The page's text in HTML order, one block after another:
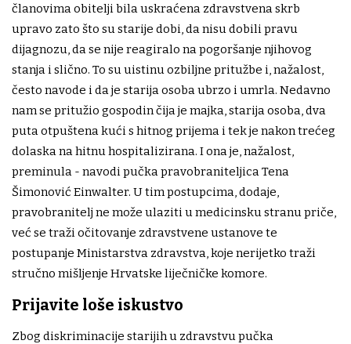
članovima obitelji bila uskraćena zdravstvena skrb
upravo zato što su starije dobi, da nisu dobili pravu
dijagnozu, da se nije reagiralo na pogoršanje njihovog
stanja i slično. To su uistinu ozbiljne pritužbe i, nažalost,
često navode i da je starija osoba ubrzo i umrla. Nedavno
nam se pritužio gospodin čija je majka, starija osoba, dva
puta otpuštena kući s hitnog prijema i tek je nakon trećeg
dolaska na hitnu hospitalizirana. I ona je, nažalost,
preminula - navodi pučka pravobraniteljica Tena
Šimonović Einwalter. U tim postupcima, dodaje,
pravobranitelj ne može ulaziti u medicinsku stranu priče,
već se traži očitovanje zdravstvene ustanove te
postupanje Ministarstva zdravstva, koje nerijetko traži
stručno mišljenje Hrvatske liječničke komore.
Prijavite loše iskustvo
Zbog diskriminacije starijih u zdravstvu pučka